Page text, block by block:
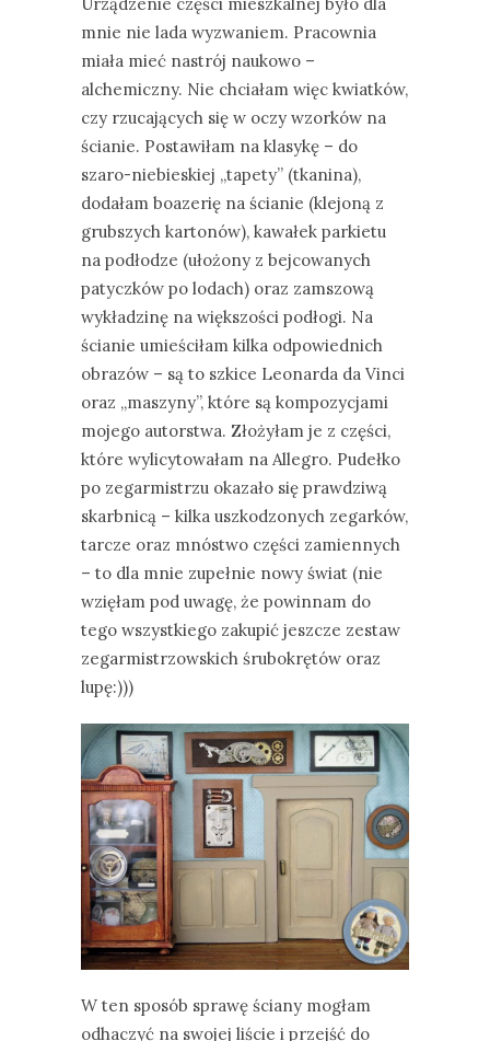
mnie nie lada wyzwaniem. Pracownia
miała mieć nastrój naukowo –
alchemiczny. Nie chciałam więc kwiatków,
czy rzucających się w oczy wzorków na
ścianie. Postawiłam na klasykę – do
szaro-niebieskiej „tapety” (tkanina),
dodałam boazerię na ścianie (klejoną z
grubszych kartonów), kawałek parkietu
na podłodze (ułożony z bejcowanych
patyczków po lodach) oraz zamszową
wykładzinę na większości podłogi. Na
ścianie umieściłam kilka odpowiednich
obrazów – są to szkice Leonarda da Vinci
oraz „maszyny”, które są kompozycjami
mojego autorstwa. Złożyłam je z części,
które wylicytowałam na Allegro. Pudełko
po zegarmistrzu okazało się prawdziwą
skarbnicą – kilka uszkodzonych zegarków,
tarcze oraz mnóstwo części zamiennych
– to dla mnie zupełnie nowy świat (nie
wzięłam pod uwagę, że powinnam do
tego wszystkiego zakupić jeszcze zestaw
zegarmistrzowskich śrubokrętów oraz
lupę:)))
W ten sposób sprawę ściany mogłam
odhaczyć na swojej liście i przejść do